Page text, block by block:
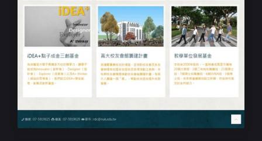
學校捐款響應式網站設計規劃
高雄大學線上捐款